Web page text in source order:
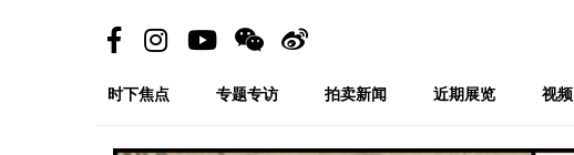
时下焦点 专题专访 拍卖新闻 近期展览 视频